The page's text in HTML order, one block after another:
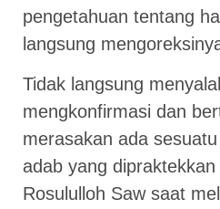
pengetahuan tentang
langsung
Tidak langsung
mengkonfirmasi dan
merasakan ada
adab yang
Rosululloh Saw saat